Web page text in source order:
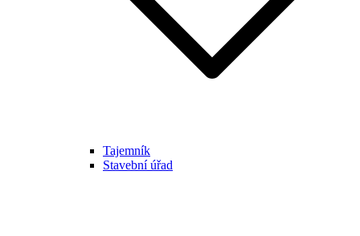
Tajemník
Stavební úřad